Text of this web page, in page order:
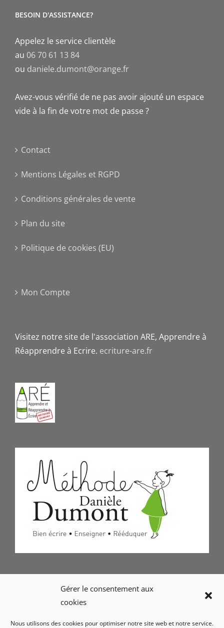
Gérer le consentement aux
cookies
Nous utilisons des cookies pour optimiser notre site web et notre service.
BESOIN D'ASSISTANCE?
Appelez le service clientèle
au 06 70 61 13 84
ou daniele.dumont@orange.fr
Avez-vous vérifié de ne pas avoir ajouté un espace
vide à la fin de votre mot de passe ?
Contact
Mentions Légales et RGPD
Conditions générales de vente
Plan du site
Politique de cookies (EU)
Mon Compte
Visitez notre site de l'association ARE, Apprendre à
Réapprendre à Ecrire. ecriture-are.fr
Formulaire de Contact